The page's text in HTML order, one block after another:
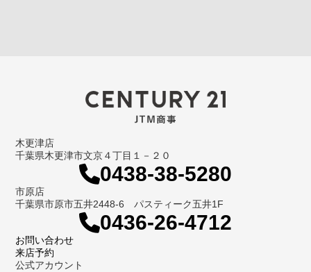
木更津店
千葉県木更津市文京４丁目１－２０
0438-38-5280
市原店
千葉県市原市五井2448-6 パスティーク五井1F
0436-26-4712
お問い合わせ
来店予約
公式アカウント